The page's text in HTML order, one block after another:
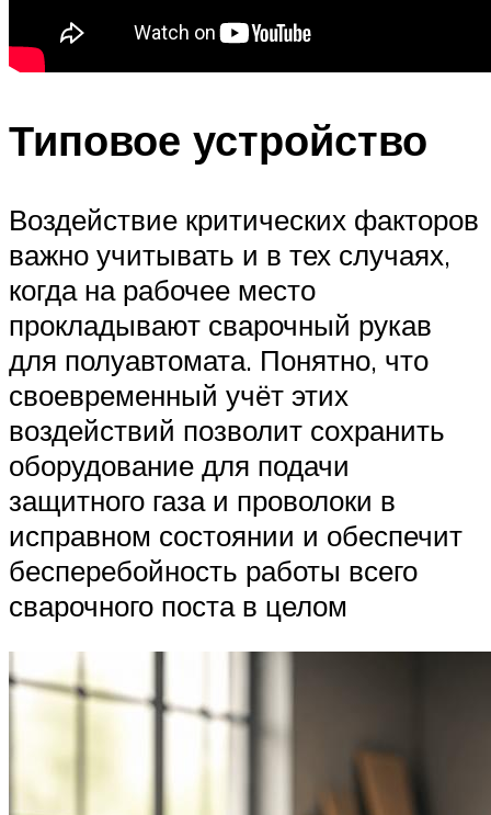
Типовое устройство
Воздействие критических факторов
важно учитывать и в тех случаях,
когда на рабочее место
прокладывают сварочный рукав
для полуавтомата. Понятно, что
своевременный учёт этих
воздействий позволит сохранить
оборудование для подачи
защитного газа и проволоки в
исправном состоянии и обеспечит
бесперебойность работы всего
сварочного поста в целом